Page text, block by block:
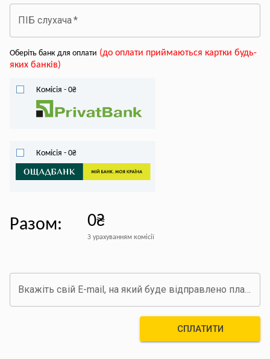
ПІБ слухача*
Оберіть банк для оплати (до оплати приймаються картки будь-
яких банків)
Комісія - 0₴
Комісія - 0₴
Разом: 0₴
З урахуванням комісії
Вкажіть свій E-mail, на який буде відправлено платіжний документ про оплату
СПЛАТИТИ